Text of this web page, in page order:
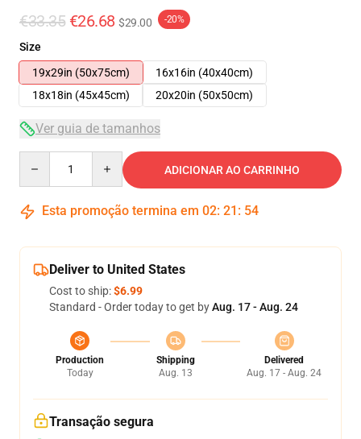
€33.35 €26.68 $29.00 -20%
Size
19x29in (50x75cm)
16x16in (40x40cm)
18x18in (45x45cm)
20x20in (50x50cm)
Ver guia de tamanhos
ADICIONAR AO CARRINHO
Esta promoção termina em 02: 21 : 54
Deliver to United States
Cost to ship:$6.99
Standard - Order today to get byAug. 17 - Aug. 24
Production
Today
Shipping
Aug. 13
Delivered
Aug. 17 - Aug. 24
Transação segura